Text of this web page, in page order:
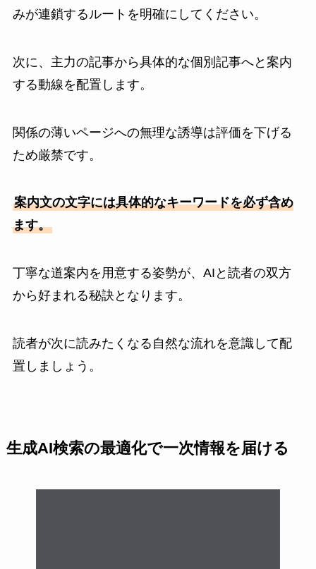
みが連鎖するルートを明確にしてください。
次に、主力の記事から具体的な個別記事へと案内
する動線を配置します。
関係の薄いページへの無理な誘導は評価を下げる
ため厳禁です。
案内文の文字には具体的なキーワードを必ず含め
ます。
丁寧な道案内を用意する姿勢が、AIと読者の双方
から好まれる秘訣となります。
読者が次に読みたくなる自然な流れを意識して配
置しましょう。
生成AI検索の最適化で一次情報を届ける